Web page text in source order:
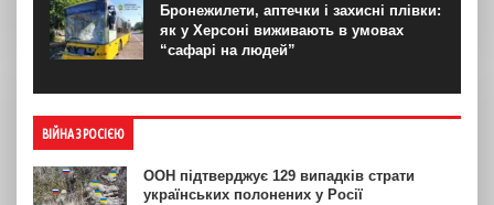
Бронежилети, аптечки і захисні плівки:
як у Херсоні виживають в умовах
“сафарі на людей”
ВІЙНА З РОСІЄЮ
ООН підтверджує 129 випадків страти
українських полонених у Росії